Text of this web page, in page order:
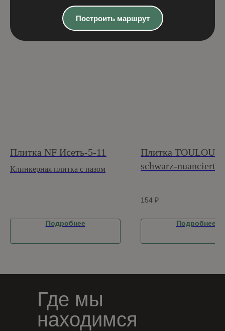
Плитка NF Исеть-5-11
Клинкерная плитка с пазом
Подробнее
Плитка
schwarz-nuanciert
154 ₽
Подробнее
Где мы
находимся
Построить маршрут